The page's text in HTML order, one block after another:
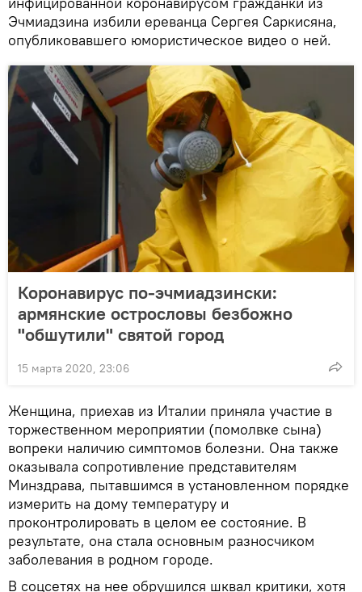
Эчмиадзина избили ереванца Сергея Саркисяна,
опубликовавшего юмористическое видео о ней.
Коронавирус по-эчмиадзински:
армянские острословы безбожно
"обшутили" святой город
15 марта 2020, 23:06
Женщина, приехав из Италии приняла участие в
торжественном мероприятии (помолвке сына)
вопреки наличию симптомов болезни. Она также
оказывала сопротивление представителям
Минздрава, пытавшимся в установленном порядке
измерить на дому температуру и
проконтролировать в целом ее состояние. В
результате, она стала основным разносчиком
заболевания в родном городе.
В соцсетях на нее обрушился шквал критики, хотя